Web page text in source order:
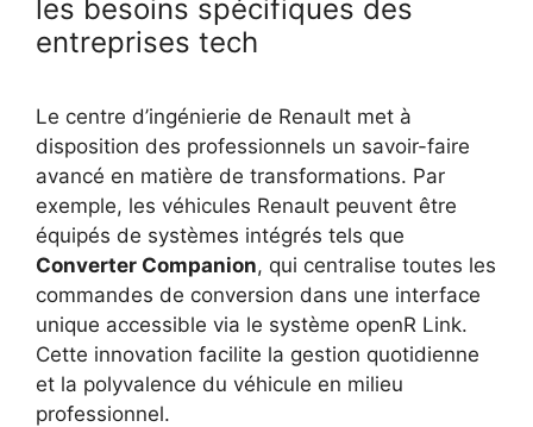
les besoins spécifiques des
entreprises tech
Le centre d’ingénierie de Renault met à
disposition des professionnels un savoir-faire
avancé en matière de transformations. Par
exemple, les véhicules Renault peuvent être
équipés de systèmes intégrés tels que
Converter Companion, qui centralise toutes les
commandes de conversion dans une interface
unique accessible via le système openR Link.
Cette innovation facilite la gestion quotidienne
et la polyvalence du véhicule en milieu
professionnel.